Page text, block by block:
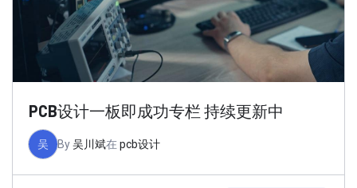
PCB设计一板即成功专栏 持续更新中
吴 By吴川斌在 pcb设计